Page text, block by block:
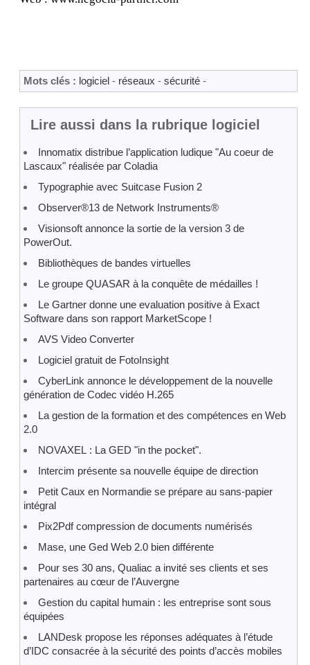
Mots clés : logiciel - réseaux - sécurité -
Lire aussi dans la rubrique logiciel
Innomatix distribue l’application ludique "Au coeur de
Lascaux" réalisée par Coladia
Typographie avec Suitcase Fusion 2
Observer®13 de Network Instruments®
Visionsoft annonce la sortie de la version 3 de
PowerOut.
Bibliothèques de bandes virtuelles
Le groupe QUASAR à la conquête de médailles !
Le Gartner donne une evaluation positive à Exact
Software dans son rapport MarketScope !
AVS Video Converter
Logiciel gratuit de FotoInsight
CyberLink annonce le développement de la nouvelle
génération de Codec vidéo H.265
La gestion de la formation et des compétences en Web
2.0
NOVAXEL : La GED "in the pocket".
Intercim présente sa nouvelle équipe de direction
Petit Caux en Normandie se prépare au sans-papier
intégral
Pix2Pdf compression de documents numérisés
Mase, une Ged Web 2.0 bien différente
Pour ses 30 ans, Qualiac a invité ses clients et ses
partenaires au cœur de l’Auvergne
Gestion du capital humain : les entreprise sont sous
équipées
LANDesk propose les réponses adéquates à l’étude
d’IDC consacrée à la sécurité des points d’accès mobiles